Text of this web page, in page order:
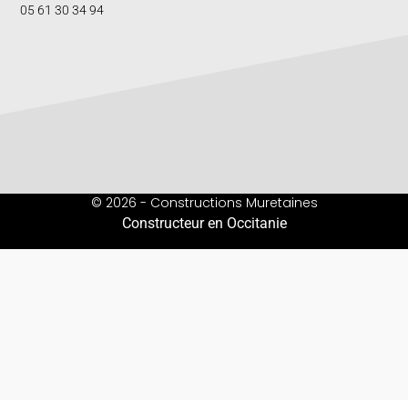
05 61 30 34 94
© 2026 - Constructions Muretaines
Constructeur en Occitanie